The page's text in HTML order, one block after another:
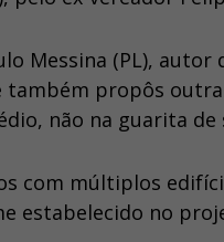
Messina (PL),
também propôs
não na guarita de
com múltiplos
estabelecido no